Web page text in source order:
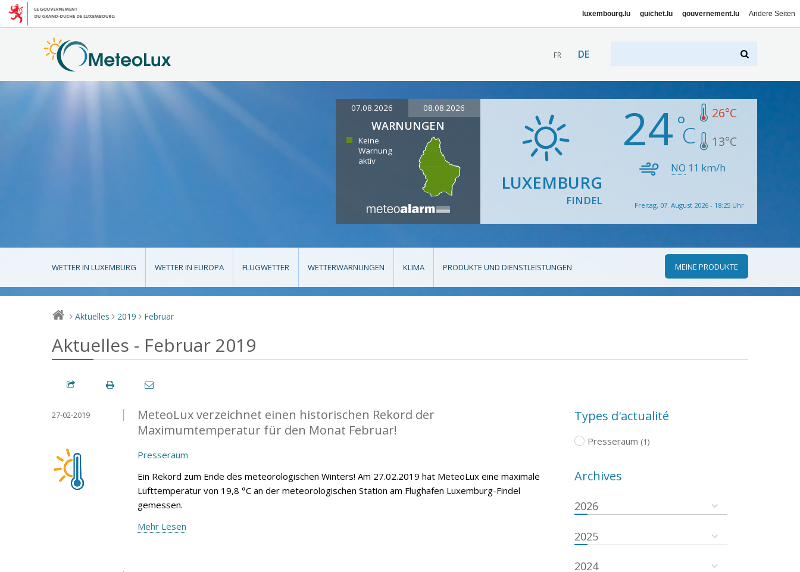
luxembourg.lu guichet.lu gouvernement.lu Andere Seiten
FR DE
07.08.2026 08.08.2026
WARNUNGEN
Keine
Warnung
aktiv
LUXEMBURG
FINDEL
24 26°C
13°C
NO 11 km/h
Freitag, 07. August 2026 - 18:25 Uhr
WETTER IN LUXEMBURG WETTER IN EUROPA FLUGWETTER WETTERWARNUNGEN KLIMA PRODUKTE UND DIENSTLEISTUNGEN MEINE PRODUKTE
> Aktuelles > 2019 > Februar
Aktuelles - Februar 2019
MeteoLux verzeichnet einen historischen Rekord der
Maximumtemperatur für den Monat Februar!
27-02-2019
Presseraum
Ein Rekord zum Ende des meteorologischen Winters! Am 27.02.2019 hat MeteoLux eine maximale
Lufttemperatur von 19,8 °C an der meteorologischen Station am Flughafen Luxemburg-Findel
gemessen.
Mehr Lesen
Types d'actualité
Presseraum (1)
Archives
2026
2025
2024